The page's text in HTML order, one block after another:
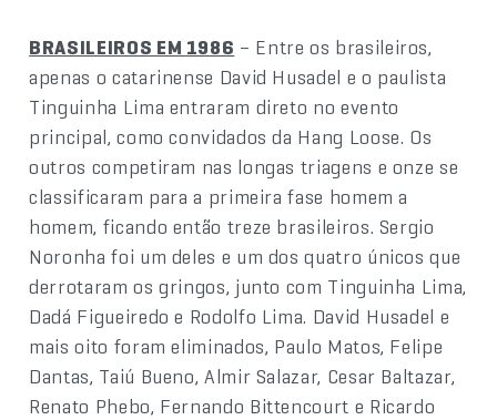
BRASILEIROS EM 1986 – Entre os brasileiros,
apenas o catarinense David Husadel e o paulista
Tinguinha Lima entraram direto no evento
principal, como convidados da Hang Loose. Os
outros competiram nas longas triagens e onze se
classificaram para a primeira fase homem a
homem, ficando então treze brasileiros. Sergio
Noronha foi um deles e um dos quatro únicos que
derrotaram os gringos, junto com Tinguinha Lima,
Dadá Figueiredo e Rodolfo Lima. David Husadel e
mais oito foram eliminados, Paulo Matos, Felipe
Dantas, Taiú Bueno, Almir Salazar, Cesar Baltazar,
Renato Phebo, Fernando Bittencourt e Ricardo